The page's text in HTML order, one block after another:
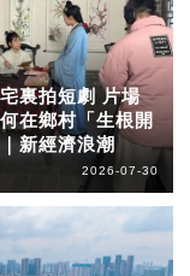
裏拍短劇 片場
在鄉村「生根開
新經濟浪潮
2026-07-30